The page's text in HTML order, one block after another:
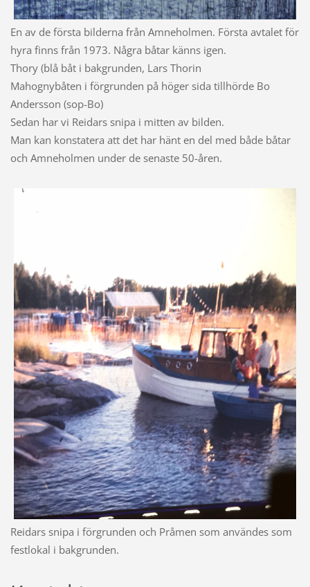
En av de första bilderna från Amneholmen. Första avtalet för
hyra finns från 1973. Några båtar känns igen.
Thory (blå båt i bakgrunden, Lars Thorin
Mahognybåten i förgrunden på höger sida tillhörde Bo
Andersson (sop-Bo)
Sedan har vi Reidars snipa i mitten av bilden.
Man kan konstatera att det har hänt en del med både båtar
och Amneholmen under de senaste 50-åren.
Reidars snipa i förgrunden och Pråmen som användes som
festlokal i bakgrunden.